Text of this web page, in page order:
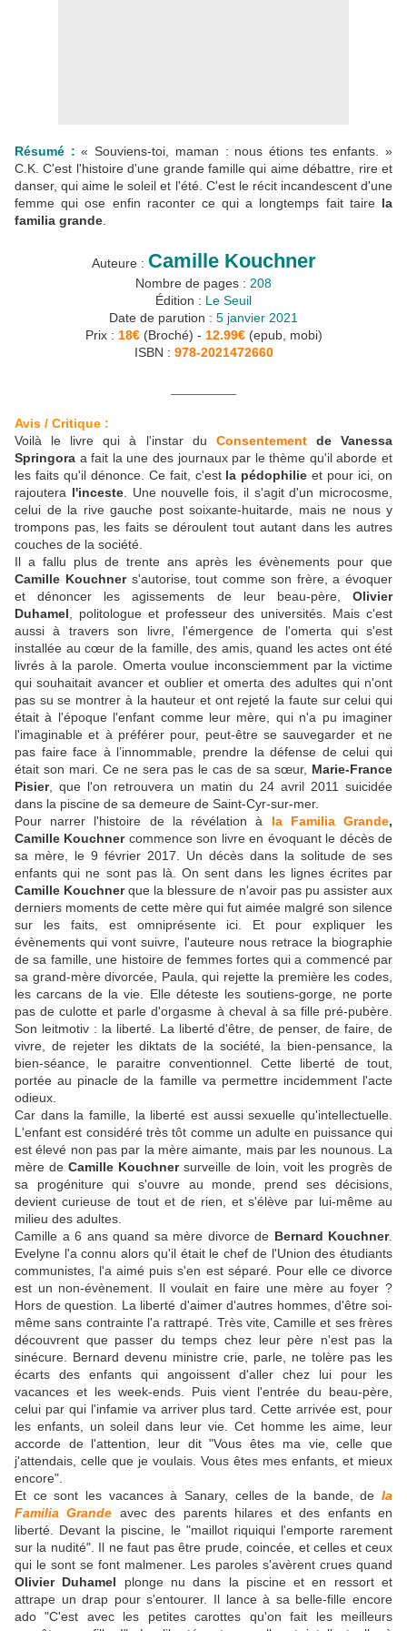
Résumé :« Souviens-toi, maman : nous étions tes enfants. »
C.K. C'est l'histoire d'une grande famille qui aime débattre, rire et
danser, qui aime le soleil et l'été. C'est le récit incandescent d'une
femme qui ose enfin raconter ce qui a longtemps fait taire la
familia grande
Auteure : Camille Kouchner
Nombre de pages : 208
Édition : Le Seuil
Date de parution : 5 janvier 2021
Prix : 18€(Broché) - 12.99€ (epub, mobi)
ISBN : 978-2021472660
Avis / Critique :
Voilà le livre qui à l'instar du Consentement de Vanessa
Springora a fait la une des journaux par le thème qu'il aborde et
les faits qu'il dénonce. Ce fait, c'estla pédophilie et pour ici, on
rajoutera l'inceste. Une nouvelle fois, il s'agit d'un microcosme,
celui de la rive gauche post soixante-huitarde, mais ne nous y
trompons pas, les faits se déroulent tout autant dans les autres
couches de la société.
Il a fallu plus de trente ans après les évènements pour que
Camille Kouchners'autorise, tout comme son frère, a évoquer
et dénoncer les agissements de leur beau-père, Olivier
Duhamel , politologue et professeur des universités. Mais c'est
aussi à travers son livre, l'émergence de l'omerta qui s'est
installée au cœur de la famille, des amis, quand les actes ont été
livrés à la parole. Omerta voulue inconsciemment par la victime
qui souhaitait avancer et oublier et omerta des adultes qui n'ont
pas su se montrer à la hauteur et ont rejeté la faute sur celui qui
était à l'époque l'enfant comme leur mère, qui n'a pu imaginer
l'imaginable et à préférer pour, peut-être se sauvegarder et ne
pas faire face à l’innommable, prendre la défense de celui qui
était son mari. Ce ne sera pas le cas de sa sœur, Marie-France
Pisier, que l'on retrouvera un matin du 24 avril 2011 suicidée
dans la piscine de sa demeure de Saint-Cyr-sur-mer.
Pour narrer l'histoire de la révélation à la Familia Grande,
Camille Kouchnercommence son livre en évoquant le décès de
sa mère, le 9 février 2017. Un décès dans la solitude de ses
enfants qui ne sont pas là. On sent dans les lignes écrites par
Camille Kouchnerque la blessure de n'avoir pas pu assister aux
derniers moments de cette mère qui fut aimée malgré son silence
sur les faits, est omniprésente ici. Et pour expliquer les
évènements qui vont suivre, l'auteure nous retrace la biographie
de sa famille, une histoire de femmes fortes qui a commencé par
sa grand-mère divorcée, Paula, qui rejette la première les codes,
les carcans de la vie. Elle déteste les soutiens-gorge, ne porte
pas de culotte et parle d'orgasme à cheval à sa fille pré-pubère.
Son leitmotiv : la liberté. La liberté d'être, de penser, de faire, de
vivre, de rejeter les diktats de la société, la bien-pensance, la
bien-séance, le paraitre conventionnel. Cette liberté de tout,
portée au pinacle de la famille va permettre incidemment l'acte
odieux.
Car dans la famille, la liberté est aussi sexuelle qu'intellectuelle.
L'enfant est considéré très tôt comme un adulte en puissance qui
est élevé non pas par la mère aimante, mais par les nounous. La
mère de Camille Kouchnersurveille de loin, voit les progrès de
sa progéniture qui s'ouvre au monde, prend ses décisions,
devient curieuse de tout et de rien, et s'élève par lui-même au
milieu des adultes.
Camille a 6 ans quand sa mère divorce de Bernard Kouchner.
Evelyne l'a connu alors qu'il était le chef de l'Union des étudiants
communistes, l'a aimé puis s'en est séparé. Pour elle ce divorce
est un non-évènement. Il voulait en faire une mère au foyer ?
Hors de question. La liberté d'aimer d'autres hommes, d'être soi-
même sans contrainte l'a rattrapé. Très vite, Camille et ses frères
découvrent que passer du temps chez leur père n'est pas la
sinécure. Bernard devenu ministre crie, parle, ne tolère pas les
écarts des enfants qui angoissent d'aller chez lui pour les
vacances et les week-ends. Puis vient l'entrée du beau-père,
celui par qui l'infamie va arriver plus tard. Cette arrivée est, pour
les enfants, un soleil dans leur vie. Cet homme les aime, leur
accorde de l'attention, leur dit "Vous êtes ma vie, celle que
j'attendais, celle que je voulais. Vous êtes mes enfants, et mieux
encore".
Et ce sont les vacances à Sanary, celles de la bande, de la
Familia Grande avec des parents hilares et des enfants en
liberté. Devant la piscine, le "maillot riquiqui l'emporte rarement
sur la nudité". Il ne faut pas être prude, coincée, et celles et ceux
qui le sont se font malmener. Les paroles s'avèrent crues quand
Olivier Duhamel plonge nu dans la piscine et en ressort et
attrape un drap pour s'entourer. Il lance à sa belle-fille encore
ado "C'est avec les petites carottes qu'on fait les meilleurs